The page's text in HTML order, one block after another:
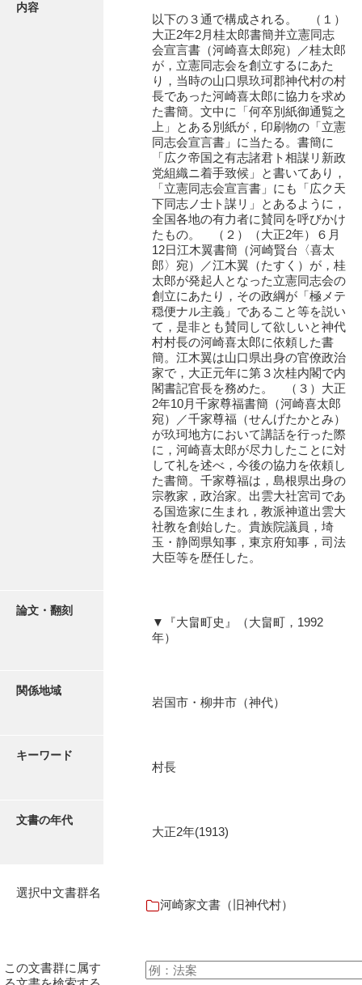
阿武孝太郎文書
飯田家文書（福岡県）
池田邦夫所蔵文書
石井丈若撮影写真
石田家文書（徳山市）
石田家文書（山口市）
市川家文書(千葉県)
厳島神社祭礼堅田中組水上会講文書
厳島神社念仏踊堅田下組流田会講文書
伊藤家文書（宇部市）
井上家文書（宇部市）
井上家文書（防府市）
井上勉家文書（大和町）
井原家文書
入江九一文書
内容
以下の３通で構成される。 （１）
大正2年2月桂太郎書簡并立憲同志
会宣言書（河崎喜太郎宛）／桂太郎
が，立憲同志会を創立するにあた
り，当時の山口県玖珂郡神代村の村
長であった河崎喜太郎に協力を求め
た書簡。文中に「何卒別紙御通覧之
上」とある別紙が，印刷物の「立憲
同志会宣言書」に当たる。書簡に
「広ク帝国之有志諸君ト相謀リ新政
党組織ニ着手致候」と書いてあり，
「立憲同志会宣言書」にも「広ク天
下同志ノ士ト謀リ」とあるように，
全国各地の有力者に賛同を呼びかけ
たもの。 （２）（大正2年）６月
12日江木翼書簡（河崎賢台〈喜太
郎〉宛）／江木翼（たすく）が，桂
太郎が発起人となった立憲同志会の
創立にあたり，その政綱が「極メテ
穏便ナル主義」であること等を説い
て，是非とも賛同して欲しいと神代
村村長の河崎喜太郎に依頼した書
簡。江木翼は山口県出身の官僚政治
家で，大正元年に第３次桂内閣で内
閣書記官長を務めた。 （３）大正
2年10月千家尊福書簡（河崎喜太郎
宛）／千家尊福（せんげたかとみ）
が玖珂地方において講話を行った際
に，河崎喜太郎が尽力したことに対
して礼を述べ，今後の協力を依頼し
た書簡。千家尊福は，島根県出身の
宗教家，政治家。出雲大社宮司であ
る国造家に生まれ，教派神道出雲大
社教を創始した。貴族院議員，埼
玉・静岡県知事，東京府知事，司法
大臣等を歴任した。
論文・翻刻
▼『大畠町史』（大畠町，1992
年）
関係地域
岩国市・柳井市（神代）
キーワード
村長
文書の年代
大正2年(1913)
選択中文書群名
河崎家文書（旧神代村）
この文書群に属す